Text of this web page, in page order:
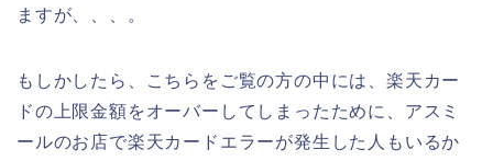
ますが、、、。
もしかしたら、こちらをご覧の方の中には、楽天カー
ドの上限金額をオーバーしてしまったために、アスミ
ールのお店で楽天カードエラーが発生した人もいるか